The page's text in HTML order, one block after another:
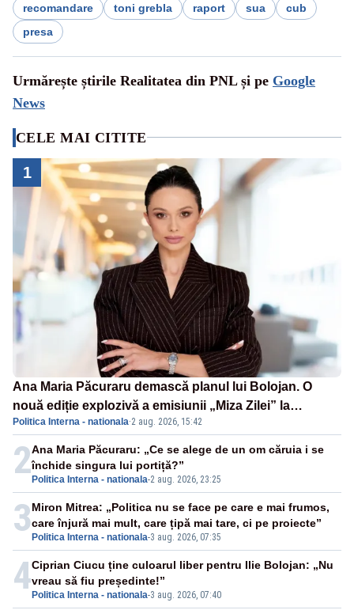
recomandare toni grebla raport sua
cub
presa
Urmărește știrile Realitatea din PNL și pe Google
News
CELE MAI CITITE
1
Ana Maria Păcuraru demască planul lui Bolojan. O
nouă ediție explozivă a emisiunii „Miza Zilei” la
Realitatea PLUS
Politica Interna - nationala·2 aug. 2026, 15:42
2 Politica Interna - nationala-2 aug. 2026, 23:25
Ana Maria Păcuraru: „Ce se alege de un om căruia i se
închide singura lui portiță?”
3 Politica Interna - nationala-3 aug. 2026, 07:35
Miron Mitrea: „Politica nu se face pe care e mai frumos,
care înjură mai mult, care țipă mai tare, ci pe proiecte”
4 Politica Interna - nationala-3 aug. 2026, 07:40
Ciprian Ciucu ține culoarul liber pentru Ilie Bolojan: „Nu
vreau să fiu președinte!”